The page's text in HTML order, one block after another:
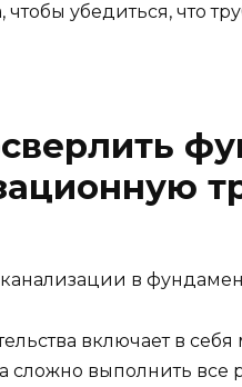
убедиться, что
в
включает в
сложно выполнить все